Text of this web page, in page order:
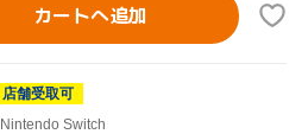
カートへ追加
店舗受取可
Nintendo Switch